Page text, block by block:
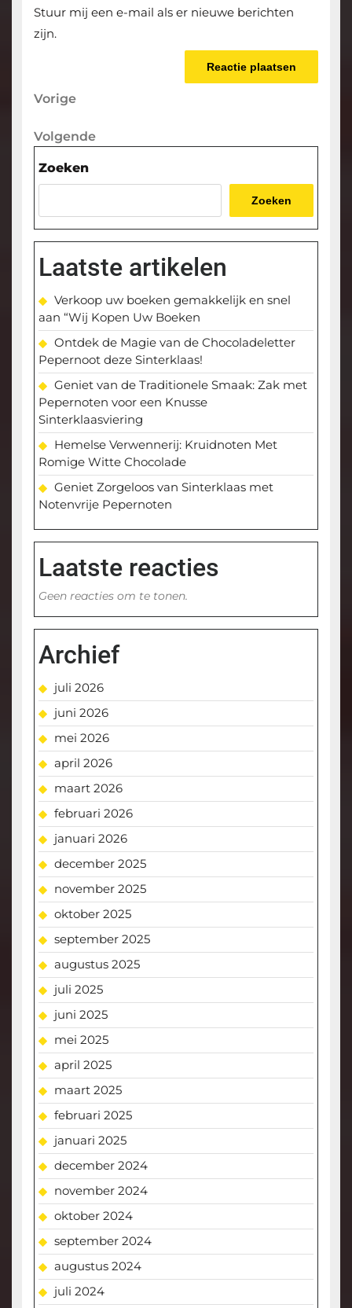
Stuur mij een e-mail als er nieuwe berichten
zijn.
Berichtnavigatie
Vorige
Vorige
Volgende
Volgende
Zoeken
Zoeken
Laatste artikelen
Verkoop uw boeken gemakkelijk en snel
aan “Wij Kopen Uw Boeken
Ontdek de Magie van de Chocoladeletter
Pepernoot deze Sinterklaas!
Geniet van de Traditionele Smaak: Zak met
Pepernoten voor een Knusse
Sinterklaasviering
Hemelse Verwennerij: Kruidnoten Met
Romige Witte Chocolade
Geniet Zorgeloos van Sinterklaas met
Notenvrije Pepernoten
Laatste reacties
Geen reacties om te tonen.
Archief
juli 2026
juni 2026
mei 2026
april 2026
maart 2026
februari 2026
januari 2026
december 2025
november 2025
oktober 2025
september 2025
augustus 2025
juli 2025
juni 2025
mei 2025
april 2025
maart 2025
februari 2025
januari 2025
december 2024
november 2024
oktober 2024
september 2024
augustus 2024
juli 2024